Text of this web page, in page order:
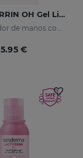
LACTYFERRIN OH Gel Limpiador 80ml
Gel limpiador de manos con Alcohol.
5.95 €